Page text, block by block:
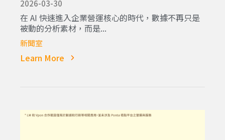
2026-03-30
在 AI 快速進入企業營運核心的時代，數據不再只是
被動的分析素材，而是...
新聞室
Learn More